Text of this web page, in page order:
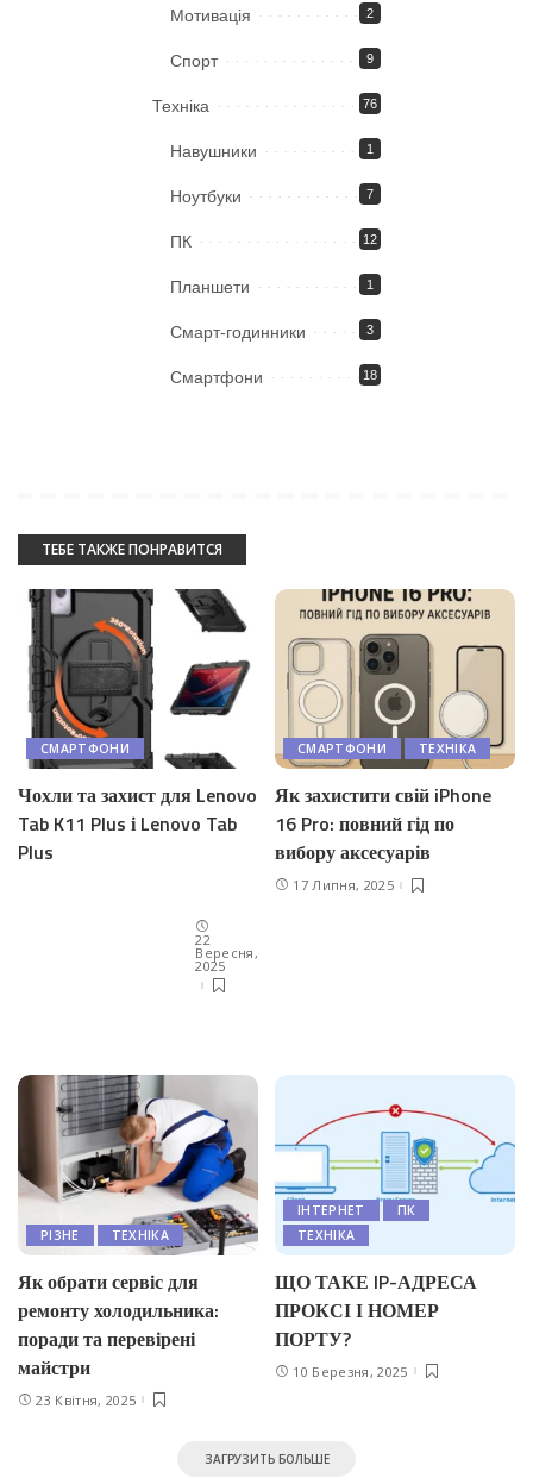
Мотивація 2
Спорт 9
Техніка 76
Навушники 1
Ноутбуки 7
ПК 12
Планшети 1
Смарт-годинники 3
Смартфони 18
ТЕБЕ ТАКЖЕ ПОНРАВИТСЯ
СМАРТФОНИ
Чохли та захист для Lenovo
Tab K11 Plus і Lenovo Tab
Plus
22
Вересня,
2025
СМАРТФОНИ ТЕХНІКА
Як захистити свій iPhone
16 Pro: повний гід по
вибору аксесуарів
17 Липня, 2025
РІЗНЕ ТЕХНІКА
Як обрати сервіс для
ремонту холодильника:
поради та перевірені
майстри
23 Квітня, 2025
IНТЕРНЕТ
ПК
ТЕХНІКА
ЩО ТАКЕ IP-АДРЕСА
ПРОКСІ І НОМЕР
ПОРТУ?
10 Березня, 2025
ЗАГРУЗИТЬ БОЛЬШЕ